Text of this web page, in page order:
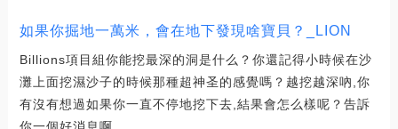
如果你掘地一萬米，會在地下發現啥寶貝？_LION
Billions項目組你能挖最深的洞是什么？你還記得小時候在沙
灘上面挖濕沙子的時候那種超神圣的感覺嗎？越挖越深吶,你
有沒有想過如果你一直不停地挖下去,結果會怎么樣呢？告訴
你一個好消息啊.